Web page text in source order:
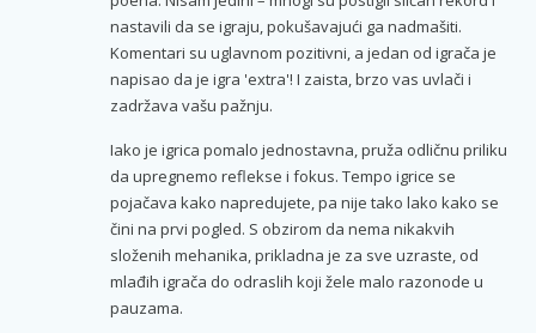
nastavili da se igraju, pokušavajući ga nadmašiti.
Komentari su uglavnom pozitivni, a jedan od igrača je
napisao da je igra 'extra'! I zaista, brzo vas uvlači i
zadržava vašu pažnju.
Iako je igrica pomalo jednostavna, pruža odličnu priliku
da upregnemo reflekse i fokus. Tempo igrice se
pojačava kako napredujete, pa nije tako lako kako se
čini na prvi pogled. S obzirom da nema nikakvih
složenih mehanika, prikladna je za sve uzraste, od
mlađih igrača do odraslih koji žele malo razonode u
pauzama.